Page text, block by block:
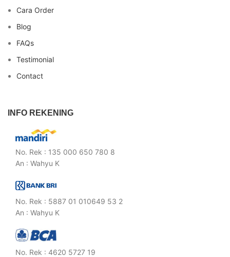
Cara Order
Blog
FAQs
Testimonial
Contact
INFO REKENING
No. Rek : 135 000 650 780 8
An : Wahyu K
No. Rek : 5887 01 010649 53 2
An : Wahyu K
No. Rek : 4620 5727 19